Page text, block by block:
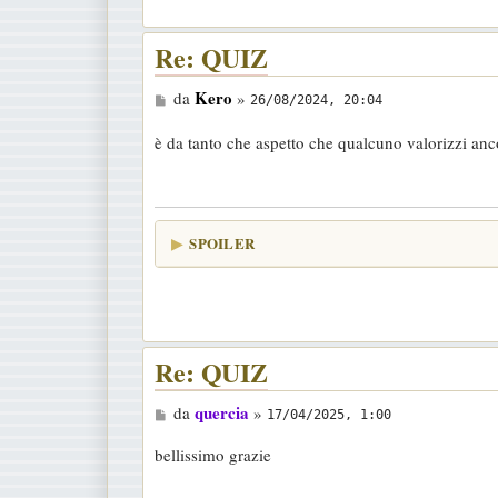
o
Re: QUIZ
M
s
a
g
da Kero » 26/08/2024, 20:04
è da tanto che aspetto che qualcuno valorizzi
SPOILER
Re: QUIZ
M
s
da quercia » 17/04/2025, 1:00
bellissimo grazie